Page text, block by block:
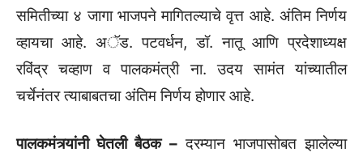
समितीच्या ४ जागा भाजपने मागितल्याचे वृत्त आहे. अंतिम निर्णय
व्हायचा आहे. अॅड. पटवर्धन, डॉ. नातू आणि प्रदेशाध्यक्ष
रविंद्र चव्हाण व पालकमंत्री ना. उदय सामंत यांच्यातील
चर्चेनंतर त्याबाबतचा अंतिम निर्णय होणार आहे.
पालकमंत्र्यांनी घेतली बैठक –दरम्यान भाजपासोबत झालेल्या